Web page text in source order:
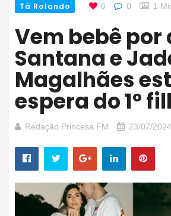
Tá Rolando 0 0 1
Vem bebê por aí! Luan
Santana e
Magalhães
espera do 1º
Redação Princesa FM 23/07/2024